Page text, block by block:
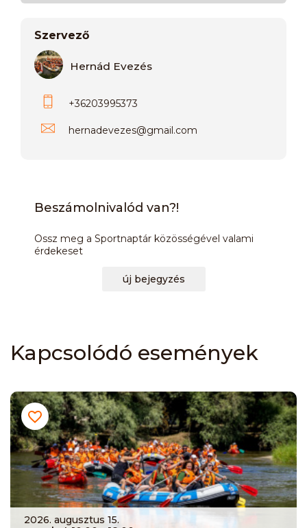
Szervező
Hernád Evezés
+36203995373
hernadevezes@gmail.com
Beszámolnivalód van?!
Ossz meg a Sportnaptár közösségével valami
érdekeset
új bejegyzés
Kapcsolódó események
2026. augusztus 15.